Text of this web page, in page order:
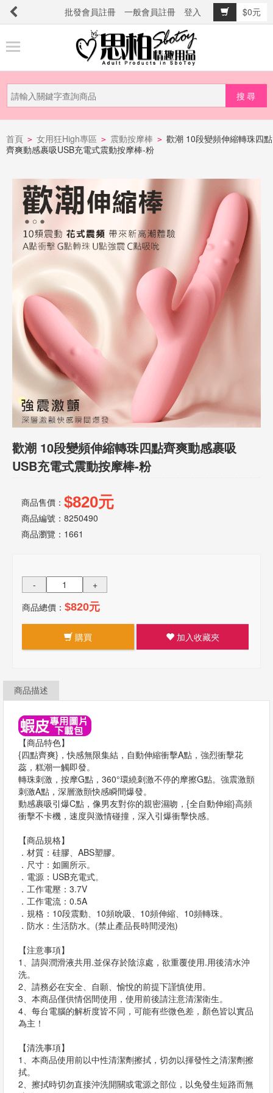
批發會員註冊 一般會員註冊 登入
$0元
品
新
品
上
訊
批
說
首頁 > 女用狂High專區 > 震動按摩棒 > 歡潮 10段變頻伸縮轉珠四點
齊爽動感裹吸USB充電式震動按摩棒-粉
歡潮 10段變頻伸縮轉珠四點齊爽動感裹吸
USB充電式震動按摩棒-粉
商品售價： $820元
商品編號：8250490
商品瀏覽： 1661
-
+
商品總價： $820元
購買 加入收藏夾
商品描述
【商品特色】
{四點齊爽}，快感無限集結，自動伸縮衝擊A點，強烈衝擊花
蕊，糕潮一觸即發。
轉珠刺激，按摩G點，360°環繞刺激不停的摩擦G點。強震激顫
刺激A點，深層激顫快感瞬間爆發。
動感裹吸引爆C點，像男友對你的親密濕吻，{全自動伸縮}高頻
衝擊不卡機，速度與激情碰撞，深入引爆衝擊快感。
【商品規格】
．材質：硅膠、ABS塑膠。
．尺寸：如圖所示。
．電源：USB充電式。
．工作電壓：3.7V
．工作電流：0.5A
．規格：10段震動、10頻吮吸、10頻伸縮、10頻轉珠。
．防水：生活防水。(禁止產品長時間浸泡)
【注意事項】
1、請與潤滑液共用.並保存於陰涼處，欲重覆使用.用後清水沖
洗。
2、請務必在安全、自願、愉悅的前提下謹慎使用。
3、本商品僅供情侶間使用，使用前後請注意清潔衛生。
4、每台電腦的解析度皆不同，可能有些微色差，顏色皆以實品
為主！
【清洗事項】
1、本商品使用前以中性清潔劑擦拭，切勿以揮發性之清潔劑擦
拭。
2、擦拭時切勿直接沖洗開關或電源之部位，以免發生短路而無